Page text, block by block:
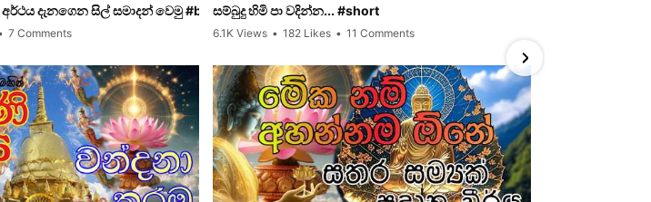
දැනගෙන සිල් සමාදන් වෙමු #bana
7 Comments
සම්බුදු හිමි පා වදින්න... #short
6.1K Views • 182 Likes • 11 Comments